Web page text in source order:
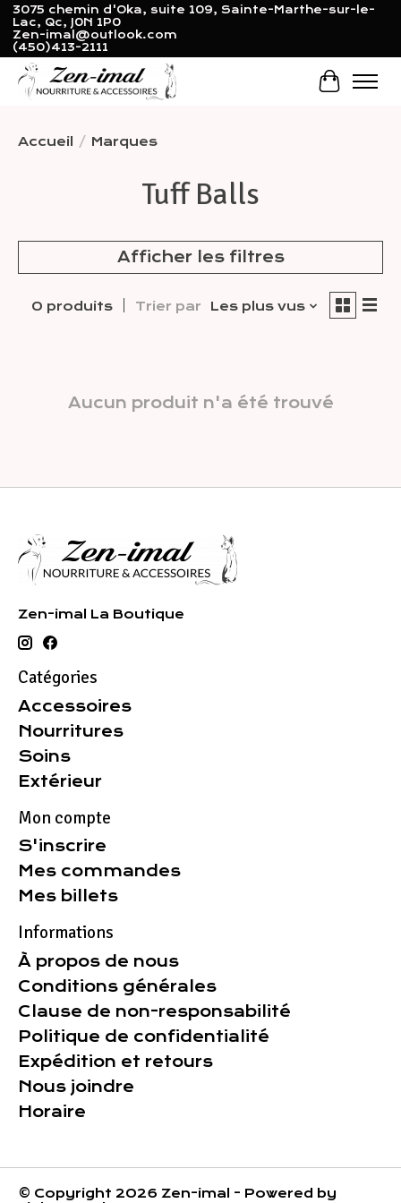
3075 chemin d'Oka, suite 109, Sainte-Marthe-sur-le-
Lac, Qc, J0N 1P0
Zen-imal@outlook.com
(450)413-2111
Panier
Accueil / Marques
Tuff Balls
Afficher les filtres
0 produits Trier par Les plus vus
Aucun produit n'a été trouvé
Zen-imal La Boutique
Catégories
Accessoires
Nourritures
Soins
Extérieur
Mon compte
S'inscrire
Mes commandes
Mes billets
Informations
À propos de nous
Conditions générales
Clause de non-responsabilité
Politique de confidentialité
Expédition et retours
Nous joindre
Horaire
© Copyright 2026 Zen-imal - Powered by